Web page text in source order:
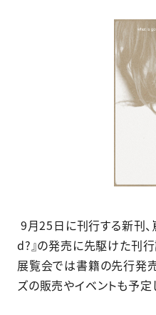
9月25日に刊行する新刊
d?』の発売に先駆けた刊
展覧会では書籍の先行発
ズの販売やイベントも予定